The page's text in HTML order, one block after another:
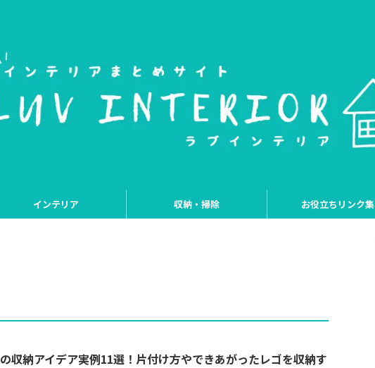
インテリア 収納・掃除 お役立ちリンク集
の収納アイデア実例11選！片付け方やできあがったレゴを収納す